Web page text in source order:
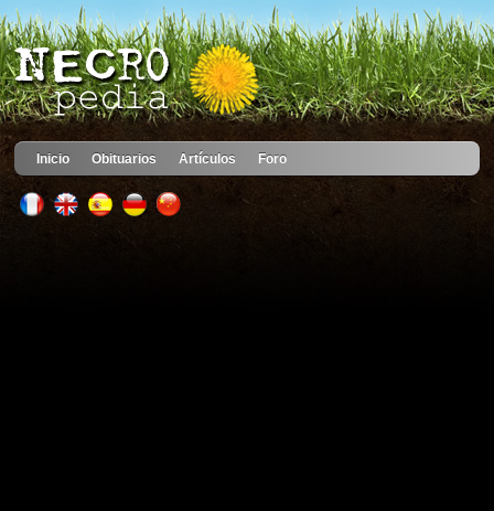
Inicio Obituarios Artículos Foro